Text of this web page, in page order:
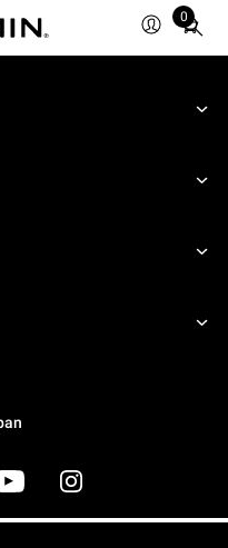
0
Total